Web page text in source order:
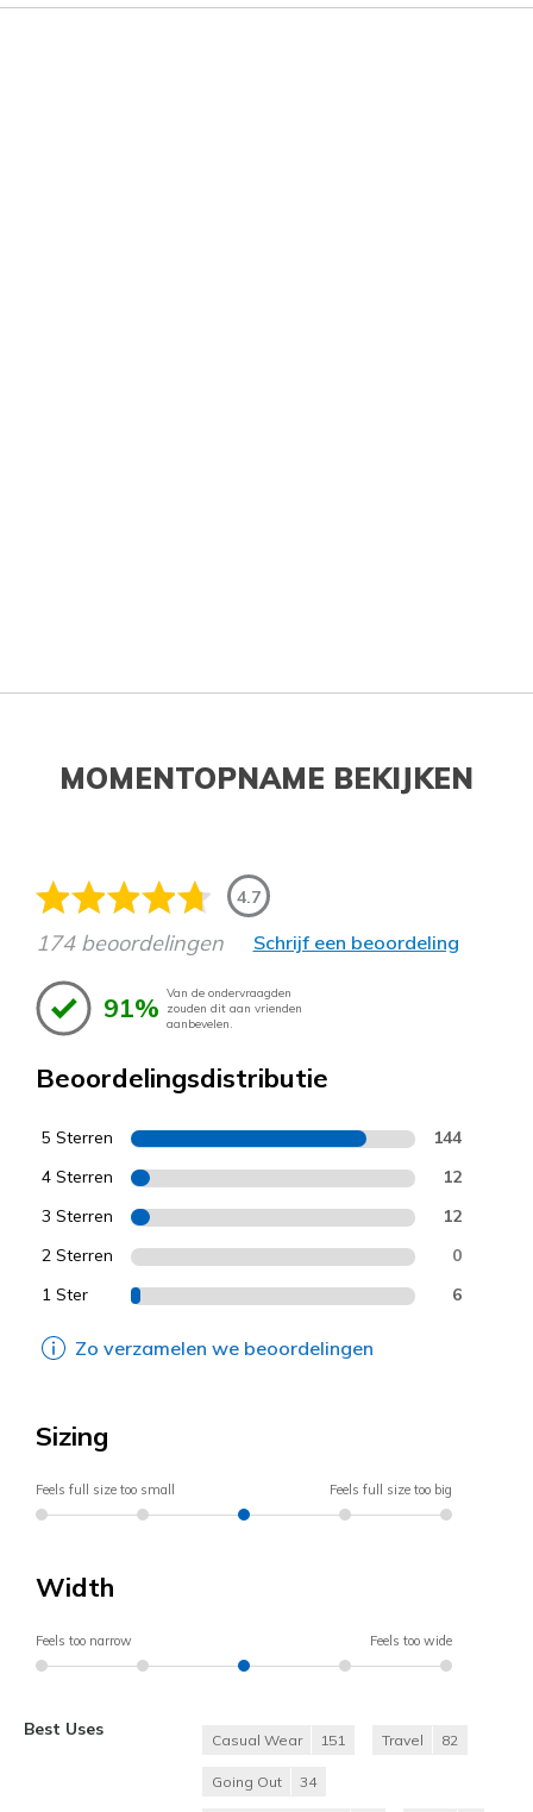
MOMENTOPNAME BEKIJKEN
4.7
174 beoordelingen Schrijf een beoordeling
91% Van de ondervraagden
zouden dit aan vrienden
aanbevelen.
Beoordelingsdistributie
5 Sterren 144
4 Sterren 12
3 Sterren 12
2 Sterren 0
1 Ster 6
Zo verzamelen we beoordelingen
Sizing
Feels full size too small Feels full size too big
Width
Feels too narrow Feels too wide
Best Uses
Casual Wear 151 Travel 82
Going Out 34